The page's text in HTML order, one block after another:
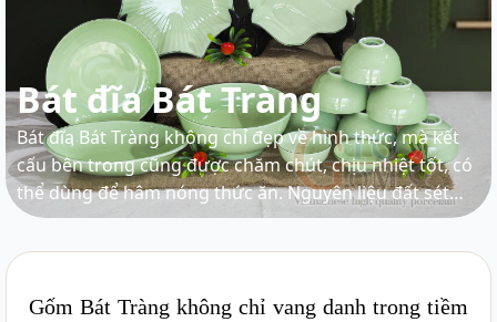
Bát đĩa Bát Tràng
Bát đĩa Bát Tràng không chỉ đẹp về hình thức, mà kết
cấu bên trong cũng được chăm chút, chịu nhiệt tốt, có
thể dùng để hâm nóng thức ăn. Nguyên liệu đất sét
cao cấp và kĩ thuật nung đặc biệt khiến cho sản phẩm
bền đẹp, nước men sáng bóng. Các tạp chất kim loại
trong quá trình sử dụng.
Gốm Bát Tràng không chỉ vang danh trong tiềm